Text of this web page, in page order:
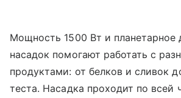
Мощность 1500 Вт и планетарное
насадок помогают работать с
продуктами: от белков и сливок
теста. Насадка проходит по всей